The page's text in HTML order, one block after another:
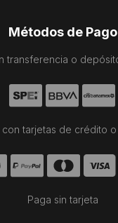
Métodos de Pago
transferencia o
con tarjetas de crédito
Paga sin tarjeta